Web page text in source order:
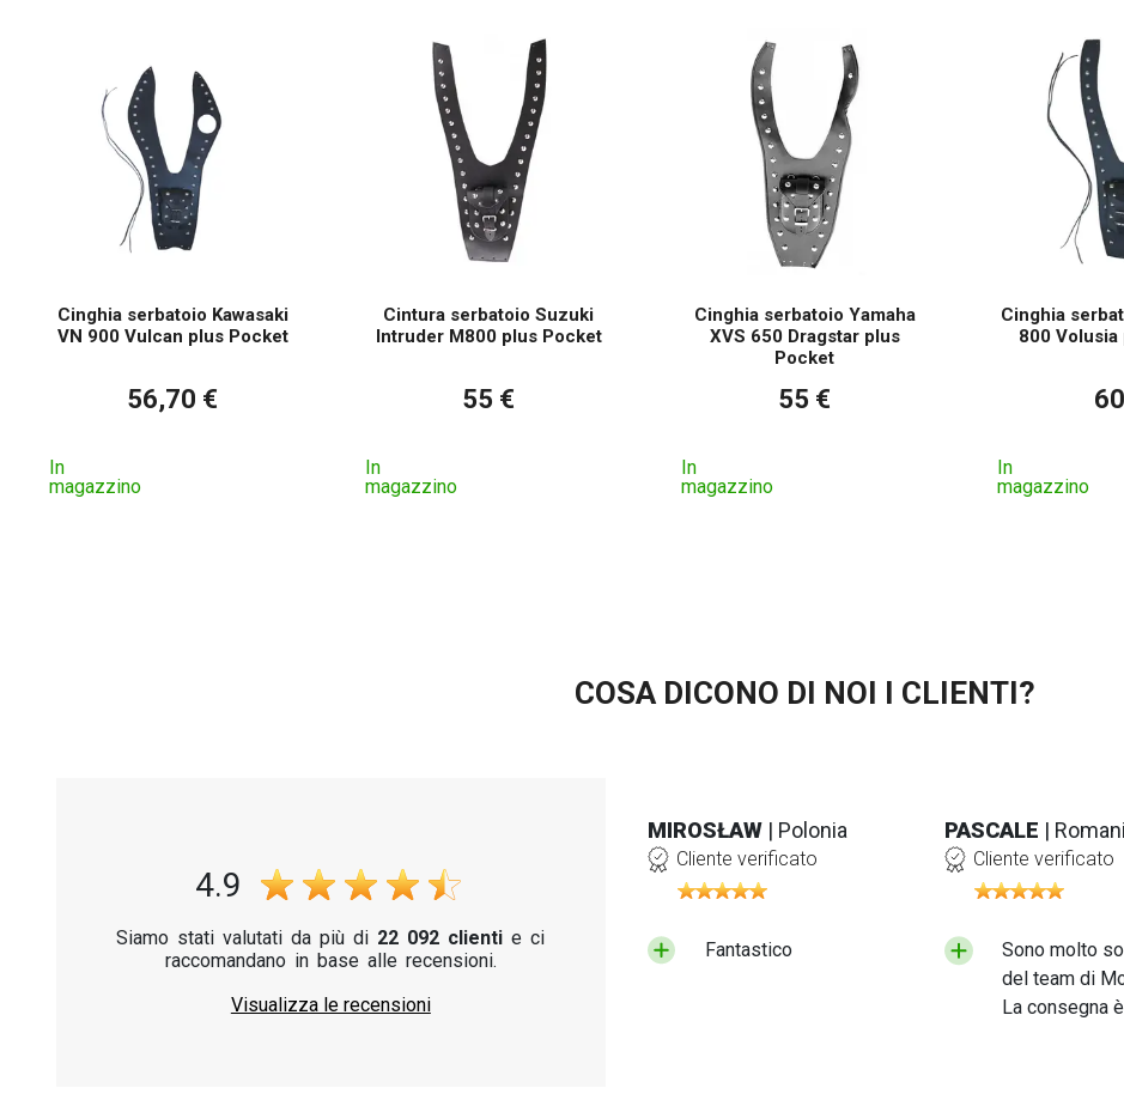
Cinghia serbatoio Kawasaki
VN 900 Vulcan plus Pocket
56,70 €
In
magazzino
Cintura serbatoio Suzuki
Intruder M800 plus Pocket
55 €
In
magazzino
Cinghia serbatoio Yamaha
XVS 650 Dragstar plus
Pocket
55 €
In
magazzino
Cinghia
800
In
magazzino
COSA DICONO DI NOI I CLIENTI?
4.9
Siamo stati valutati da più di 22 092 clienti e ci
raccomandano in base alle recensioni.
Visualizza le recensioni
MIROSŁAW | Polonia
Cliente verificato
Fantastico
PASCALE |
Cliente verificato
Sono molto
del team di
La consegna